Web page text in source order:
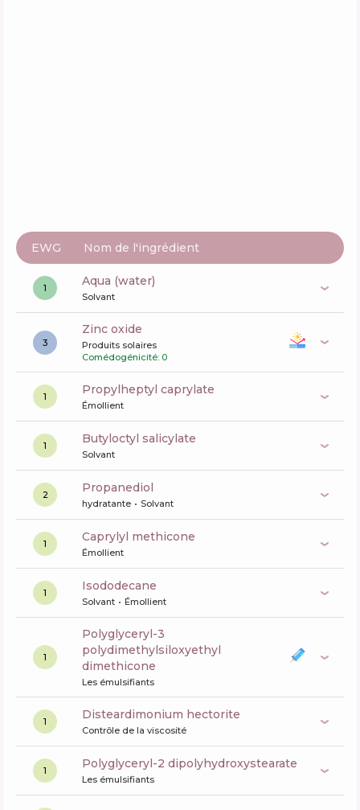
EWG Nom de l'ingrédient
1 aqua (water)
Solvant
3
zinc oxide
Produits solaires
Comédogénicité: 0
1 propylheptyl caprylate
Émollient
1 butyloctyl salicylate
Solvant
2 propanediol
hydratante Solvant
1 caprylyl methicone
Émollient
1 isododecane
Solvant Émollient
1
polyglyceryl-3
polydimethylsiloxyethyl
dimethicone
Les émulsifiants
1 disteardimonium hectorite
Contrôle de la viscosité
1 polyglyceryl-2 dipolyhydroxystearate
Les émulsifiants